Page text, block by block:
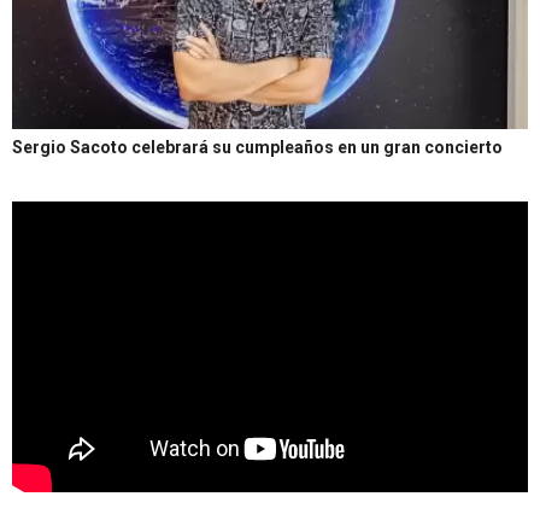
Sergio Sacoto celebrará su cumpleaños en un gran concierto